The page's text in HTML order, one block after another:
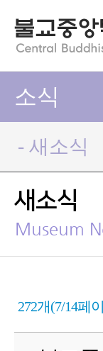
소식
- 새소식
새소식
Museum
272개(7/14페